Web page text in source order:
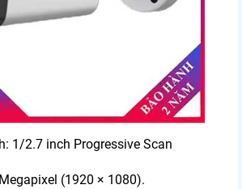
1/2.7 inch Progressive Scan
(1920 × 1080).